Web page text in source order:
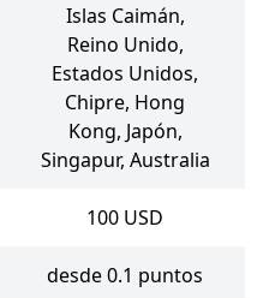
Islas Caimán,
Reino Unido,
Estados Unidos,
Chipre, Hong
Kong, Japón,
Singapur, Australia
100 USD
desde 0.1 puntos